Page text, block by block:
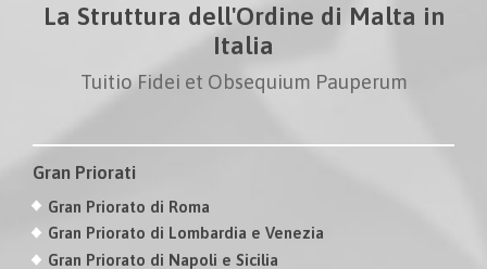
La Struttura dell'Ordine di Malta in
Italia
Tuitio Fidei et Obsequium Pauperum
Gran Priorati
Gran Priorato di Roma
Gran Priorato di Lombardia e Venezia
Gran Priorato di Napoli e Sicilia